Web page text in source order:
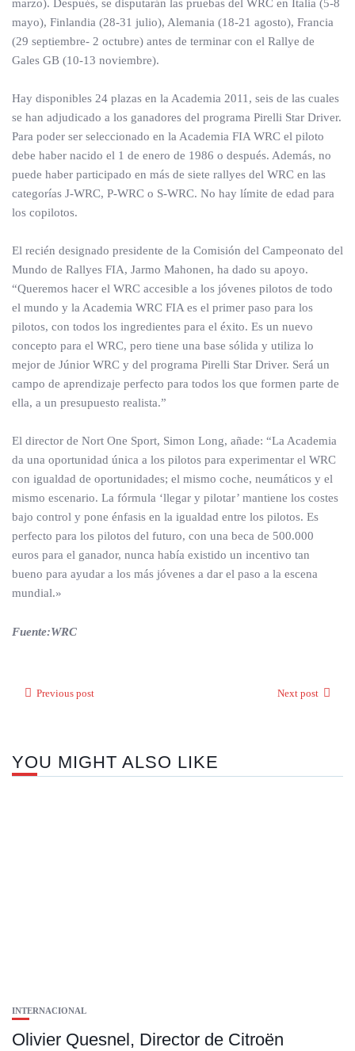
marzo). Después, se disputarán las pruebas del WRC en Italia (5-8
mayo), Finlandia (28-31 julio), Alemania (18-21 agosto), Francia
(29 septiembre- 2 octubre) antes de terminar con el Rallye de
Gales GB (10-13 noviembre).
Hay disponibles 24 plazas en la Academia 2011, seis de las cuales
se han adjudicado a los ganadores del programa Pirelli Star Driver.
Para poder ser seleccionado en la Academia FIA WRC el piloto
debe haber nacido el 1 de enero de 1986 o después. Además, no
puede haber participado en más de siete rallyes del WRC en las
categorías J-WRC, P-WRC o S-WRC. No hay límite de edad para
los copilotos.
El recién designado presidente de la Comisión del Campeonato del
Mundo de Rallyes FIA, Jarmo Mahonen, ha dado su apoyo.
“Queremos hacer el WRC accesible a los jóvenes pilotos de todo
el mundo y la Academia WRC FIA es el primer paso para los
pilotos, con todos los ingredientes para el éxito. Es un nuevo
concepto para el WRC, pero tiene una base sólida y utiliza lo
mejor de Júnior WRC y del programa Pirelli Star Driver. Será un
campo de aprendizaje perfecto para todos los que formen parte de
ella, a un presupuesto realista.”
El director de Nort One Sport, Simon Long, añade: “La Academia
da una oportunidad única a los pilotos para experimentar el WRC
con igualdad de oportunidades; el mismo coche, neumáticos y el
mismo escenario. La fórmula ‘llegar y pilotar’ mantiene los costes
bajo control y pone énfasis en la igualdad entre los pilotos. Es
perfecto para los pilotos del futuro, con una beca de 500.000
euros para el ganador, nunca había existido un incentivo tan
bueno para ayudar a los más jóvenes a dar el paso a la escena
mundial.»
Fuente:WRC
Previous post Next post
YOU MIGHT ALSO LIKE
INTERNACIONAL
Olivier Quesnel, Director de Citroën